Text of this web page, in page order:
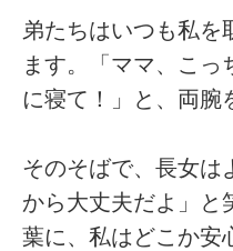
弟たちはいつも私を
ます。「ママ、こ
に寝て！」と、両腕
そのそばで、長女は
から大丈夫だよ」と
葉に、私はどこか安